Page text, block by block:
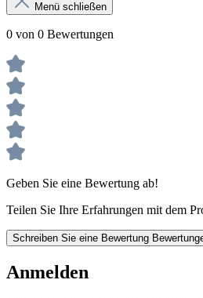
Menü schließen
0 von 0 Bewertungen
Geben Sie eine Bewertung ab!
Teilen Sie Ihre Erfahrungen mit dem
Schreiben Sie eine Bewertung
Anmelden